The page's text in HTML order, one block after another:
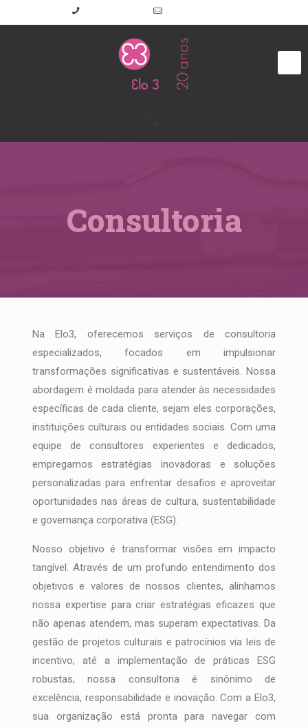
Consultoria
Na Elo3, oferecemos serviços de consultoria
especializados, focados em impulsionar
transformações significativas e sustentáveis. Nossa
abordagem é moldada para atender às necessidades
específicas de cada cliente, sejam eles corporações,
instituições culturais ou entidades sociais. Com uma
equipe de consultores experientes e dedicados,
empregamos estratégias inovadoras e soluções
personalizadas para enfrentar desafios e aproveitar
oportunidades nas áreas de cultura, sustentabilidade
e governança corporativa (ESG).
Nosso objetivo é transformar visões em impacto
tangível. Através de um profundo entendimento dos
objetivos e valores de nossos clientes, alinhamos
nossa expertise para criar estratégias eficazes que
não apenas atendem, mas superam expectativas. Da
gestão de projetos culturais e patrocínios via leis de
incentivo, até a implementação de práticas ESG
robustas, nossa consultoria é sinônimo de
excelência, responsabilidade e inovação. Com a Elo3,
sua organização está pronta para navegar com